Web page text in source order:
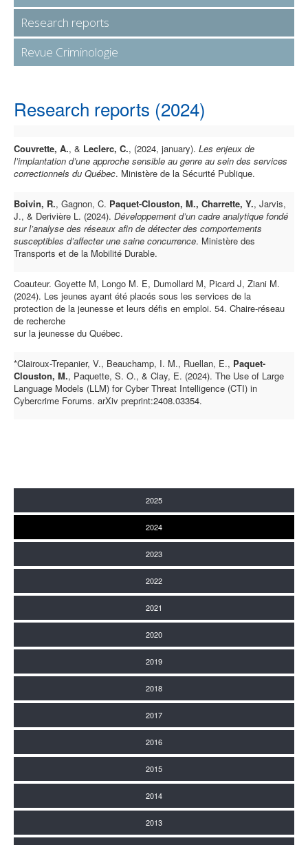
Research reports
Revue Criminologie
Research reports (2024)
Couvrette, A., & Leclerc, C., (2024, january). Les enjeux de
l’implantation d’une approche sensible au genre au sein des services
correctionnels du Québec. Ministère de la Sécurité Publique.
Boivin, R., Gagnon, C. Paquet-Clouston, M., Charrette, Y., Jarvis,
J., & Derivière L. (2024). Développement d’un cadre analytique fondé
sur l’analyse des réseaux afin de détecter des comportements
susceptibles d’affecter une saine concurrence. Ministère des
Transports et de la Mobilité Durable.
Coauteur. Goyette M, Longo M. E, Dumollard M, Picard J, Ziani M.
(2024). Les jeunes ayant été placés sous les services de la
protection de la jeunesse et leurs défis en emploi. 54. Chaire-réseau
de recherche
sur la jeunesse du Québec.
*Clairoux-Trepanier, V., Beauchamp, I. M., Ruellan, E., Paquet-
Clouston, M., Paquette, S. O., & Clay, E. (2024). The Use of Large
Language Models (LLM) for Cyber Threat Intelligence (CTI) in
Cybercrime Forums. arXiv preprint:2408.03354.
2025
2024
2023
2022
2021
2020
2019
2018
2017
2016
2015
2014
2013